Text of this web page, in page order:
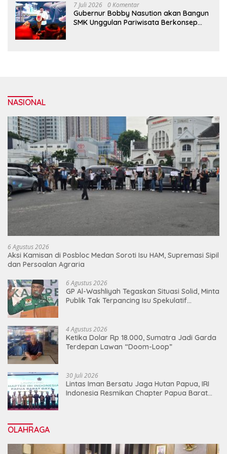
7 Juli 2026 0 Komentar
Gubernur Bobby Nasution akan Bangun
SMK Unggulan Pariwisata Berkonsep
NASIONAL
6 Agustus 2026
Aksi Kamisan di Posbloc Medan Soroti Isu HAM, Supremasi Sipil
dan Persoalan Agraria
6 Agustus 2026
GP Al-Washliyah Tegaskan Situasi Solid, Minta
Publik Tak Terpancing Isu Spekulatif
4 Agustus 2026
Ketika Dolar Rp 18.000, Sumatra Jadi Garda
Terdepan Lawan “Doom-Loop”
30 Juli 2026
Lintas Iman Bersatu Jaga Hutan Papua, IRI
Indonesia Resmikan Chapter Papua Barat
OLAHRAGA